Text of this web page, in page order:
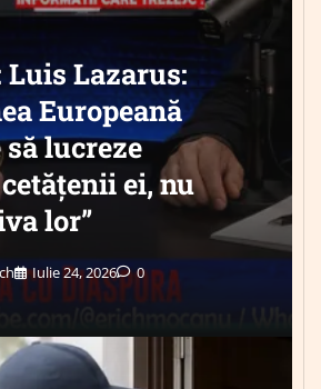
Luis Lazarus:
Europeană
lucreze
ei, nu
lor”
Iulie 24, 2026 0